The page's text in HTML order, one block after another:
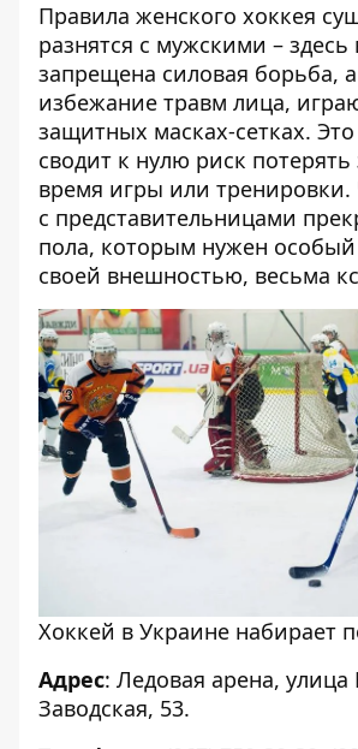
Правила женского хоккея
разнятся с мужскими –
запрещена силовая борьба,
избежание травм лица,
защитных масках-сетках.
сводит к нулю риск потерять
время игры или тренировки.
с представительницами
пола, которым нужен особый
своей внешностью, весьма
Хоккей в Украине набирает
Адрес: Ледовая арена,
Заводская, 53.